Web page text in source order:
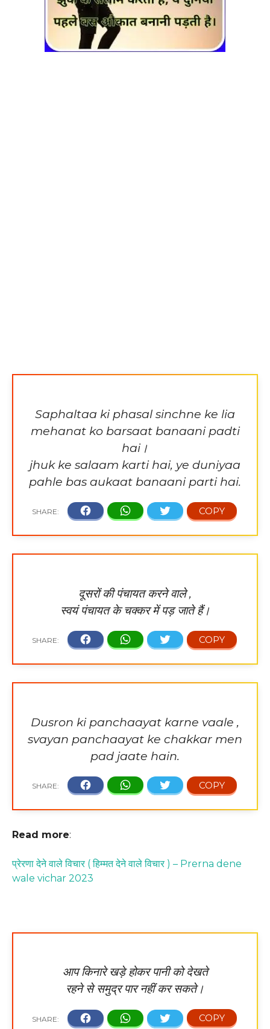
Saphaltaa ki phasal sinchne ke lia
mehanat ko barsaat banaani padti
hai।
jhuk ke salaam karti hai, ye duniyaa
pahle bas aukaat banaani parti hai.
दूसरों की पंचायत करने वाले ,
स्वयं पंचायत के चक्कर में पड़ जाते हैं।
Dusron ki panchaayat karne vaale ,
svayan panchaayat ke chakkar men
pad jaate hain.
Read more:
प्रेरणा देने वाले विचार ( हिम्मत देने वाले विचार ) – Prerna dene
wale vichar 2023
आप किनारे खड़े होकर पानी को देखते
रहने से समुद्र पार नहीं कर सकते।